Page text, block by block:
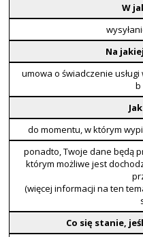
W
Na
umowa o świadczenie
b
do momentu, w którym
ponadto, Twoje dane będą
którym możliwe jest
(więcej informacji na ten
Co się stanie,